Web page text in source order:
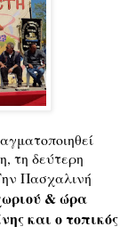
τη δεύτερη
Πασχαλινή
& ώρα
και ο τοπικός